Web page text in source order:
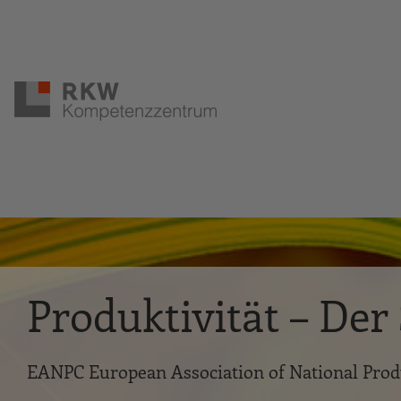
Produktivität –
EANPC European Association of National